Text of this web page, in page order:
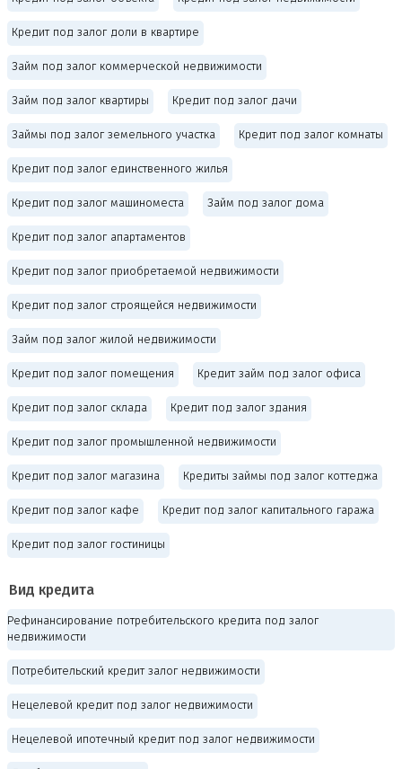
Кредит под залог доли в квартире
Займ под залог коммерческой недвижимости
Займ под залог квартиры Кредит под залог дачи
Займы под залог земельного участка Кредит под залог комнаты
Кредит под залог единственного жилья
Кредит под залог машиноместа Займ под залог дома
Кредит под залог апартаментов
Кредит под залог приобретаемой недвижимости
Кредит под залог строящейся недвижимости
Займ под залог жилой недвижимости
Кредит под залог помещения Кредит займ под залог офиса
Кредит под залог склада Кредит под залог здания
Кредит под залог промышленной недвижимости
Кредит под залог магазина Кредиты займы под залог коттеджа
Кредит под залог кафе Кредит под залог капитального гаража
Кредит под залог гостиницы
Вид кредита
Рефинансирование потребительского кредита под залог
недвижимости
Потребительский кредит залог недвижимости
Нецелевой кредит под залог недвижимости
Нецелевой ипотечный кредит под залог недвижимости